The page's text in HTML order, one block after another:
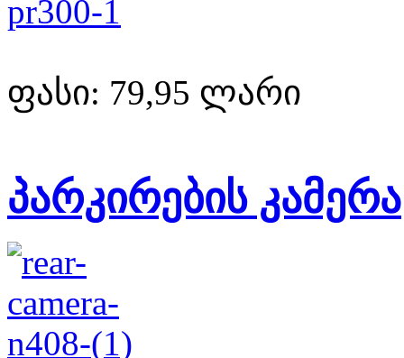
ფასი: 79,95 ლარი
პარკირების კამერა